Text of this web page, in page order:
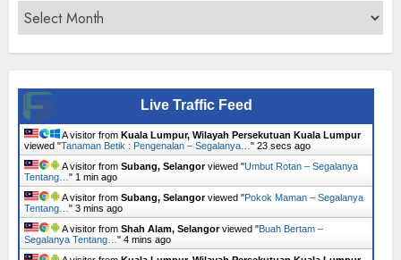
Archives
Live Traffic Feed
A visitor from Kuala Lumpur, Wilayah Persekutuan Kuala Lumpur
viewed "Tanaman Betik : Pengenalan – Segalanya… " 24 secs ago
A visitor from Subang, Selangorviewed "Umbut Rotan – Segalanya
Tentang… " 1 min ago
A visitor from Subang, Selangorviewed "Pokok Maman – Segalanya
Tentang… " 4 mins ago
A visitor from Shah Alam, Selangorviewed "Buah Bertam –
Segalanya Tentang… " 4 mins ago